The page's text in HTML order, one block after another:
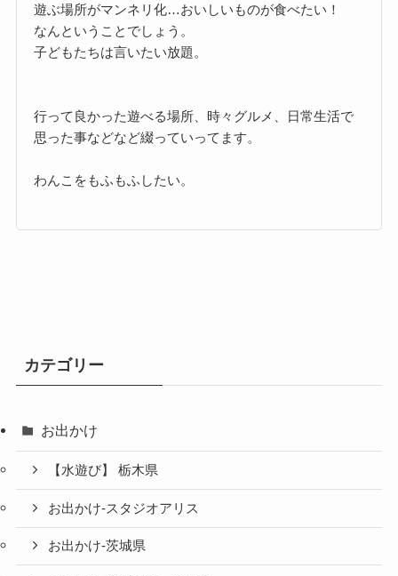
遊ぶ場所がマンネリ化…おいしいものが食べたい！
なんということでしょう。
子どもたちは言いたい放題。
行って良かった遊べる場所、時々グルメ、日常生活で
思った事などなど綴っていってます。
わんこをもふもふしたい。
カテゴリー
お出かけ
【水遊び】 栃木県
お出かけ-スタジオアリス
お出かけ-茨城県